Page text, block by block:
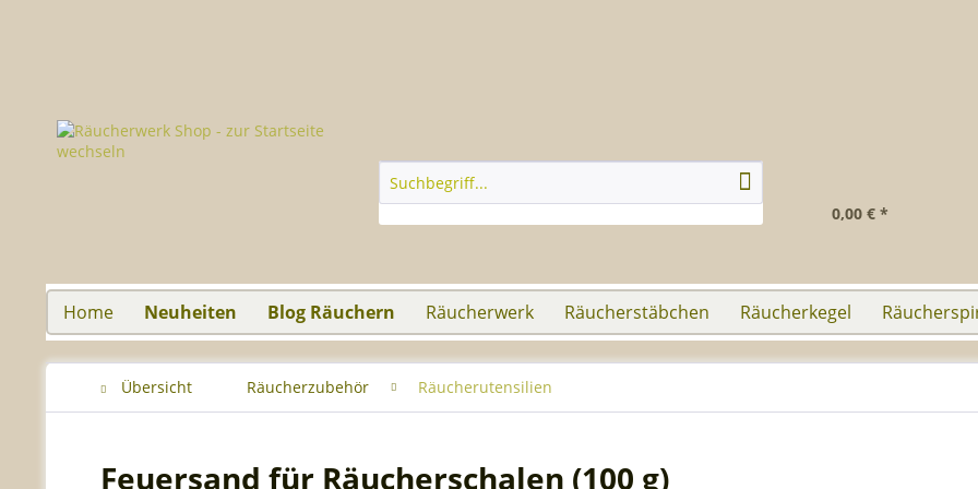
0,00 € *
Home Neuheiten Blog Räuchern Räucherwerk Räucherstäbchen Räucherkegel
Übersicht Räucherzubehör Räucherutensilien
Feuersand für Räucherschalen (100 g)